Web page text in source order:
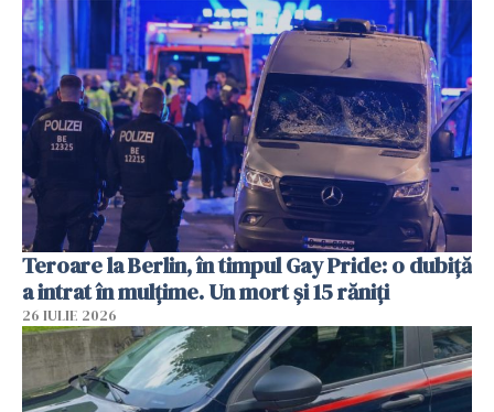
Teroare la Berlin, în timpul Gay Pride: o dubiță
a intrat în mulțime. Un mort și 15 răniți
26 IULIE 2026